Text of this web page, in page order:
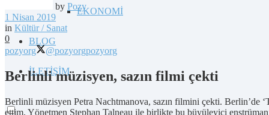
EKONOMİ
BLOG
İLETİŞİM
by Pozy
1 Nisan 2019
in Kültür / Sanat
0
pozyorg
@pozyorgpozyorg
Berlinli müzisyen, sazın filmi çekti
Berlinli müzisyen Petra Nachtmanova, sazın filmini çekti. Berlin’de
ettim. Yönetmen Stephan Talneau ile birlikte bu büyüleyici